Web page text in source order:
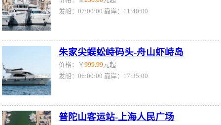
发船：07:00:00 靠岸：11:40:00
朱家尖蜈蚣峙码头-舟山虾峙岛
价格：￥999.99元起
发船：06:00:00 靠岸：17:35:00
普陀山客运站-上海人民广场